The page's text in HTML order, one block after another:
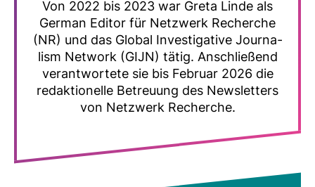
Von 2022 bis 2023 war Greta Linde als
German Editor für Netz­werk Recherche
(NR) und das Global Inves­ti­ga­tive Jour­na­
lism Net­work (GIJN) tätig. Anschlie­ßend
ver­ant­wor­tete sie bis Februar 2026 die
redak­tio­nelle Betreuung des News­let­ters
von Netz­werk Recherche.